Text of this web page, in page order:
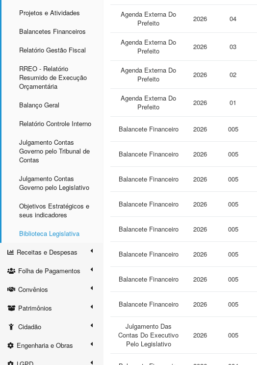
Projetos e Atividades
Balancetes Financeiros
Relatório Gestão Fiscal
RREO - Relatório
Resumido de Execução
Orçamentária
Balanço Geral
Relatório Controle Interno
Julgamento Contas
Governo pelo Tribunal de
Contas
Julgamento Contas
Governo pelo Legislativo
Objetivos Estratégicos e
seus indicadores
Biblioteca Legislativa
Receitas e Despesas
Folha de Pagamentos
Convênios
Patrimônios
Cidadão
Engenharia e Obras
Agenda Externa Do
Prefeito
2026 04
Agenda Externa Do
Prefeito
2026 03
Agenda Externa Do
Prefeito
2026 02
Agenda Externa Do
Prefeito
2026 01
Balancete Financeiro 2026 005
Balancete Financeiro 2026 005
Balancete Financeiro 2026 005
Balancete Financeiro 2026 005
Balancete Financeiro 2026 005
Balancete Financeiro 2026 005
Balancete Financeiro 2026 005
Balancete Financeiro 2026 005
Julgamento Das
Contas Do Executivo
Pelo Legislativo
2026 005